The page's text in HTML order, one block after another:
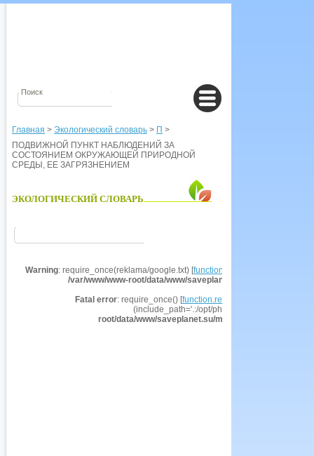
Главная > Экологический словарь > П >
ПОДВИЖНОЙ ПУНКТ НАБЛЮДЕНИЙ ЗА
СОСТОЯНИЕМ ОКРУЖАЮЩЕЙ ПРИРОДНОЙ
СРЕДЫ, ЕЕ ЗАГРЯЗНЕНИЕМ
ЭКОЛОГИЧЕСКИЙ СЛОВАРЬ
Warning: require_once(reklama/google.txt) [function.require-once
/var/www/www-root/data/www/saveplanet.su/modules/
Fatal error: require_once() [function.require
(include_path='.:/opt/php53/share/pear') in
root/data/www/saveplanet.su/modules/Encyclopedia/